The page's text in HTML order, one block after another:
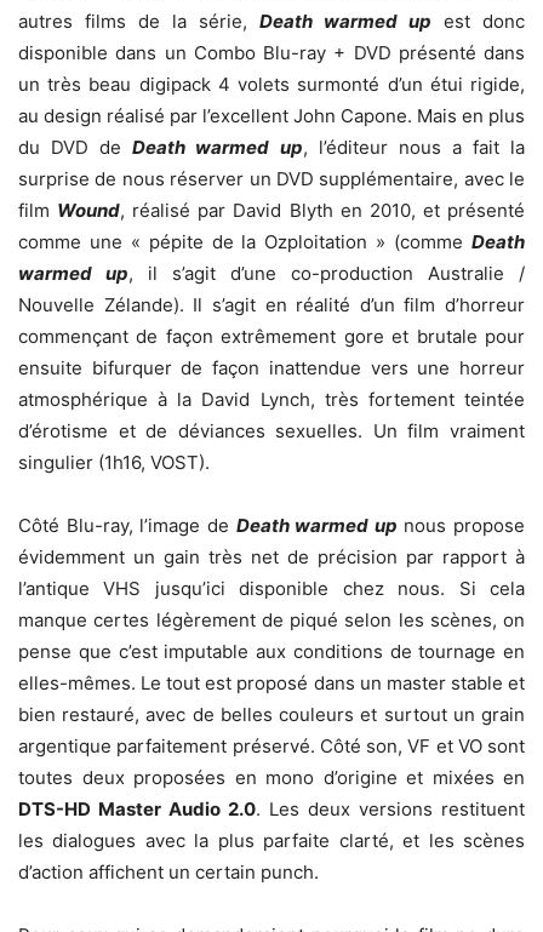
autres films de la série, Death warmed up est donc
disponible dans un Combo Blu-ray + DVD présenté dans
un très beau digipack 4 volets surmonté d’un étui rigide,
au design réalisé par l’excellent John Capone. Mais en plus
du DVD deDeath warmed up, l’éditeur nous a fait la
surprise de nous réserver un DVD supplémentaire, avec le
film Wound, réalisé par David Blyth en 2010, et présenté
comme une « pépite de la Ozploitation » (comme Death
warmed up, il s’agit d’une co-production Australie /
Nouvelle Zélande). Il s’agit en réalité d’un film d’horreur
commençant de façon extrêmement gore et brutale pour
ensuite bifurquer de façon inattendue vers une horreur
atmosphérique à la David Lynch, très fortement teintée
d’érotisme et de déviances sexuelles. Un film vraiment
singulier (1h16, VOST).
Côté Blu-ray, l’image de Death warmed up nous propose
évidemment un gain très net de précision par rapport à
l’antique VHS jusqu’ici disponible chez nous. Si cela
manque certes légèrement de piqué selon les scènes, on
pense que c’est imputable aux conditions de tournage en
elles-mêmes. Le tout est proposé dans un master stable et
bien restauré, avec de belles couleurs et surtout un grain
argentique parfaitement préservé. Côté son, VF et VO sont
toutes deux proposées en mono d’origine et mixées en
DTS-HD Master Audio 2.0. Les deux versions restituent
les dialogues avec la plus parfaite clarté, et les scènes
d’action affichent un certain punch.